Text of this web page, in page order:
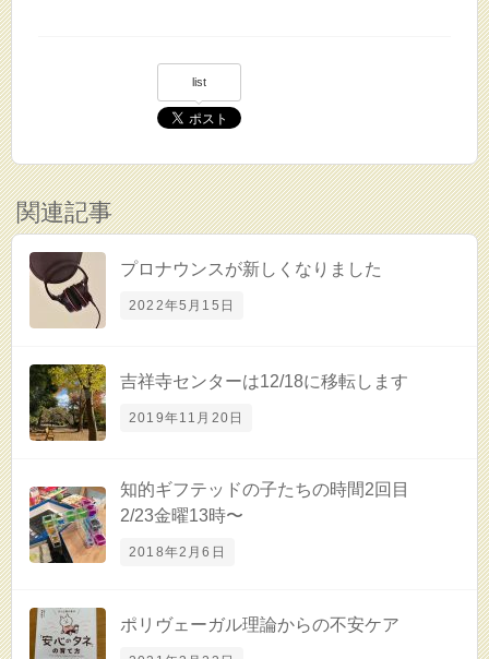
list
関連記事
プロナウンスが新しくなりました
2022年5月15日
吉祥寺センターは12/18に移転します
2019年11月20日
知的ギフテッドの子たちの時間2回目
2/23金曜13時〜
2018年2月6日
ポリヴェーガル理論からの不安ケア